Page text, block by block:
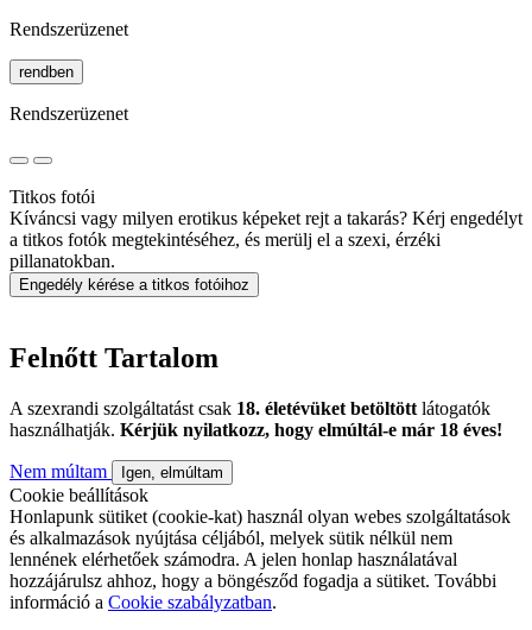
Rendszerüzenet
rendben
Rendszerüzenet
Titkos fotói
Kíváncsi vagy milyen erotikus képeket rejt a takarás? Kérj engedélyt
a titkos fotók megtekintéséhez, és merülj el a szexi, érzéki
pillanatokban.
Engedély kérése a titkos fotóihoz
Felnőtt Tartalom
A szexrandi szolgáltatást csak 18. életévüket betöltött látogatók
használhatják. Kérjük nyilatkozz, hogy elmúltál-e már 18 éves!
Nem múltam Igen, elmúltam
Cookie beállítások
Honlapunk sütiket (cookie-kat) használ olyan webes szolgáltatások
és alkalmazások nyújtása céljából, melyek sütik nélkül nem
lennének elérhetőek számodra. A jelen honlap használatával
hozzájárulsz ahhoz, hogy a böngésződ fogadja a sütiket. További
információ a Cookie szabályzatban.